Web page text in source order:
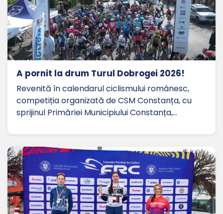
A pornit la drum Turul Dobrogei 2026!
Revenită în calendarul ciclismului românesc,
competiția organizată de CSM Constanța, cu
sprijinul Primăriei Municipiului Constanța,…